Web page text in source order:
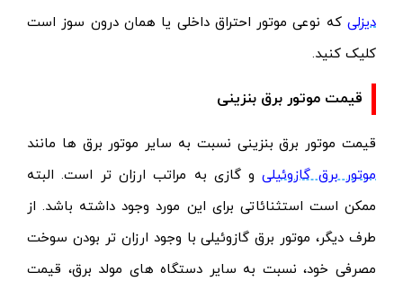
دیزلی که نوعی موتور احتراق داخلی یا همان درون سوز است
کلیک کنید.
قیمت موتور برق بنزینی
قیمت موتور برق بنزینی نسبت به سایر موتور برق ها مانند
موتور برق گازوئیلیو گازی به مراتب ارزان تر است. البته
ممکن است استثنائاتی برای این مورد وجود داشته باشد. از
طرف دیگر، موتور برق گازوئیلی با وجود ارزان تر بودن سوخت
مصرفی خود، نسبت به سایر دستگاه های مولد برق، قیمت